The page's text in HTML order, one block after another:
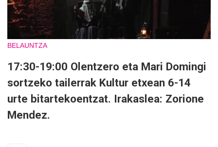
BELAUNTZA
17:30-19:00 Olentzero eta Mari Domingi
sortzeko tailerrak Kultur etxean 6-14
urte bitartekoentzat. Irakaslea: Zorione
Mendez.